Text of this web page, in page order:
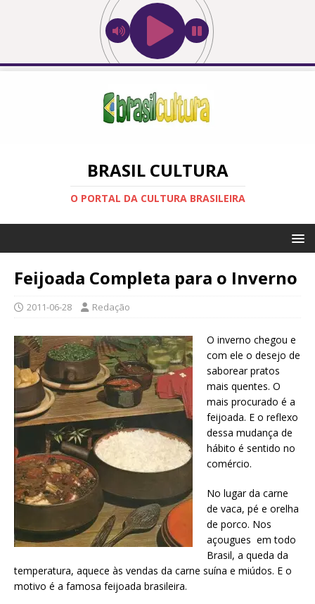
BRASIL CULTURA
O PORTAL DA CULTURA BRASILEIRA
Feijoada Completa para o Inverno
2011-06-28 Redação
O inverno chegou e
com ele o desejo de
saborear pratos
mais quentes. O
mais procurado é a
feijoada. E o reflexo
dessa mudança de
hábito é sentido no
comércio.
No lugar da carne
de vaca, pé e orelha
de porco. Nos
açougues em todo
Brasil, a queda da
temperatura, aquece às vendas da carne suína e miúdos. E o
motivo é a famosa feijoada brasileira.